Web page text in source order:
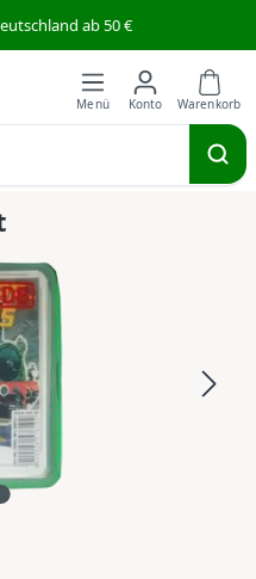
ab 50 €